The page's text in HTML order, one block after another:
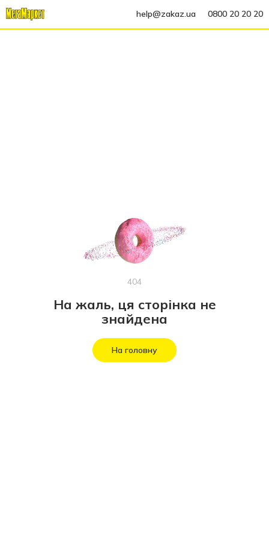
help@zakaz.ua 0800 20 20 20
404
На жаль, ця сторінка не
знайдена
На головну